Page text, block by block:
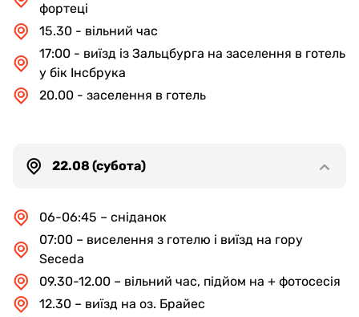
фортеці
15.30 - вільний час
17:00 - виїзд із Зальцбурга на заселення в готель
у бік Інсбрука
20.00 - заселення в готель
22.08 (субота)
06-06:45 – сніданок
07:00 – виселення з готелю і виїзд на гору
Seceda
09.30-12.00 – вільний час, підйом на + фотосесія
12.30 – виїзд на оз. Брайес